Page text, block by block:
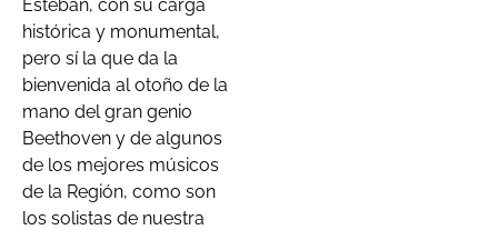
Esteban, con su carga
histórica y monumental,
pero sí la que da la
bienvenida al otoño de la
mano del gran genio
Beethoven y de algunos
de los mejores músicos
de la Región, como son
los solistas de nuestra